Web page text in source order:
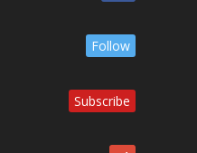
Follow
Subscribe